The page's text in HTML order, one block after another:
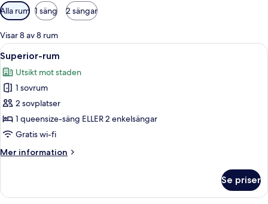
Tillgängliga
filter
för
rum
Alla rum 1 säng 2 sängar
Visar 8 av 8 rum
Öppna
alla
foton
för
Superior-
rum
Ett hotellrum med två sängar, en
4
Superior-rum
Utsikt mot staden
1 sovrum
2 sovplatser
1 queensize-säng ELLER 2 enkelsängar
Gratis wi-fi
Mer information
Mer
rum
Se priser